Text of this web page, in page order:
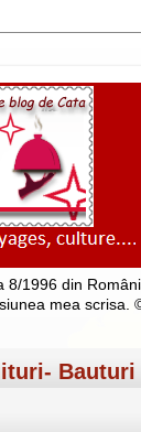
1996 din
mea scrisa.
Bauturi